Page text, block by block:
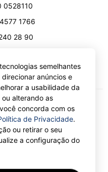
0528110
1766
28 90
Kyprianou,Lárnaca 6051
semelhantes
anúncios e
a usabilidade da
alterando as
concorda com os
de Privacidade.
ou retirar o seu
a configuração do